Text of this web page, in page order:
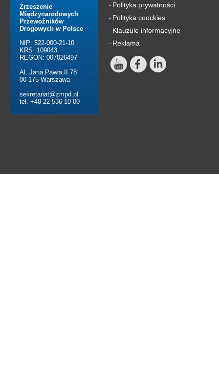
Zrzeszenie
Międzynarodowych
Przewoźników
Drogowych w Polsce
NIP: 522-000-21-10
KRS: 109043
REGON: 007026497
Al. Jana Pawła II 78
00-175 Warszawa
sekretariat@zmpd.pl
tel. +48 22 536 10 00
- Polityka prywatności
- Polityka coockies
- Klauzule informacyjne
- Reklama